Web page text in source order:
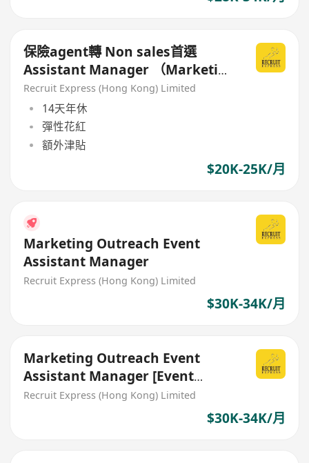
保險agent轉 Non sales首選
Assistant Manager （Marketing
Outreach team）
Recruit Express (Hong Kong) Limited
14天年休
彈性花紅
額外津貼
$20K-25K/月
Marketing Outreach Event
Assistant Manager
Recruit Express (Hong Kong) Limited
$30K-34K/月
Marketing Outreach Event
Assistant Manager [Event
Marketing]
Recruit Express (Hong Kong) Limited
$30K-34K/月